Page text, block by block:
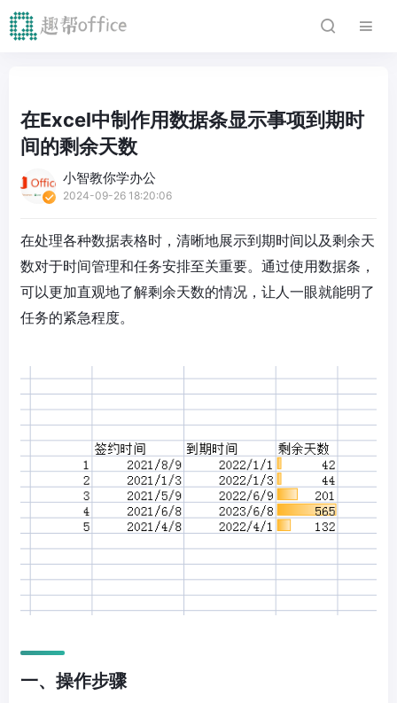
在Excel中制作用数据条显示事项到期时
间的剩余天数
小智教你学办公
2024-09-26 18:20:06
在处理各种数据表格时，清晰地展示到期时间以及剩余天
数对于时间管理和任务安排至关重要。通过使用数据条，
可以更加直观地了解剩余天数的情况，让人一眼就能明了
任务的紧急程度。
一、操作步骤